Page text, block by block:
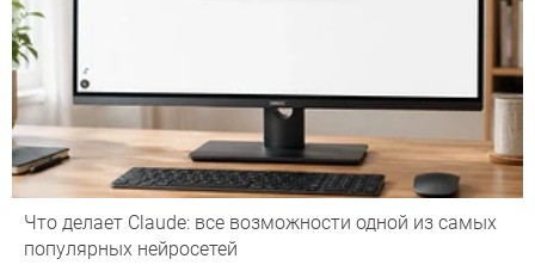
Что делает Сlaude: все возможности одной из самых
популярных нейросетей